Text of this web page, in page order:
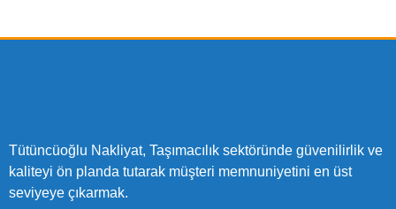
Tütüncüoğlu Nakliyat, Taşımacılık sektöründe güvenilirlik ve
kaliteyi ön planda tutarak müşteri memnuniyetini en üst
seviyeye çıkarmak.